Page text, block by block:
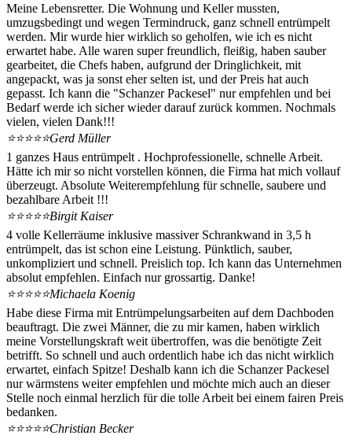
Meine Lebensretter. Die Wohnung und Keller mussten,
umzugsbedingt und wegen Termindruck, ganz schnell entrümpelt
werden. Mir wurde hier wirklich so geholfen, wie ich es nicht
erwartet habe. Alle waren super freundlich, fleißig, haben sauber
gearbeitet, die Chefs haben, aufgrund der Dringlichkeit, mit
angepackt, was ja sonst eher selten ist, und der Preis hat auch
gepasst. Ich kann die "Schanzer Packesel" nur empfehlen und bei
Bedarf werde ich sicher wieder darauf zurück kommen. Nochmals
vielen, vielen Dank!!!
⭐⭐⭐⭐⭐Gerd Müller
1 ganzes Haus entrümpelt . Hochprofessionelle, schnelle Arbeit.
Hätte ich mir so nicht vorstellen können, die Firma hat mich vollauf
überzeugt. Absolute Weiterempfehlung für schnelle, saubere und
bezahlbare Arbeit !!!
⭐⭐⭐⭐⭐Birgit Kaiser
4 volle Kellerräume inklusive massiver Schrankwand in 3,5 h
entrümpelt, das ist schon eine Leistung. Pünktlich, sauber,
unkompliziert und schnell. Preislich top. Ich kann das Unternehmen
absolut empfehlen. Einfach nur grossartig. Danke!
⭐⭐⭐⭐⭐Michaela Koenig
Habe diese Firma mit Entrümpelungsarbeiten auf dem Dachboden
beauftragt. Die zwei Männer, die zu mir kamen, haben wirklich
meine Vorstellungskraft weit übertroffen, was die benötigte Zeit
betrifft. So schnell und auch ordentlich habe ich das nicht wirklich
erwartet, einfach Spitze! Deshalb kann ich die Schanzer Packesel
nur wärmstens weiter empfehlen und möchte mich auch an dieser
Stelle noch einmal herzlich für die tolle Arbeit bei einem fairen Preis
bedanken.
⭐⭐⭐⭐⭐Christian Becker